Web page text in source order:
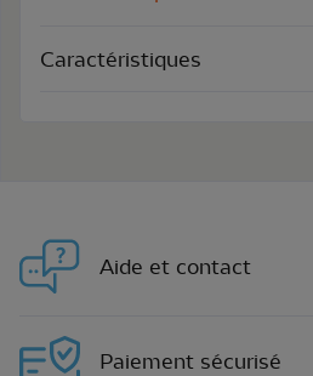
Caractéristiques
Aide et contact
Paiement sécurisé